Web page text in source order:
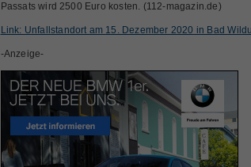
Passats wird 2500 Euro kosten. (112-magazin.de)
Link: Unfallstandort am 15. Dezember 2020 in Bad
-Anzeige-